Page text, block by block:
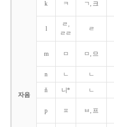
자음
k ㅋ ㄱ, 크
l
ㄹ,
ㄹㄹ
ㄹ
m ㅁ ㅁ, 므
n ㄴ ㄴ
ň 니* ㄴ
p ㅍ ㅂ, 프